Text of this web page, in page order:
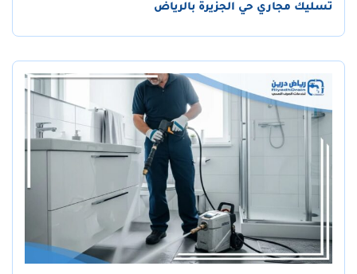
تسليك مجاري حي الجزيرة بالرياض